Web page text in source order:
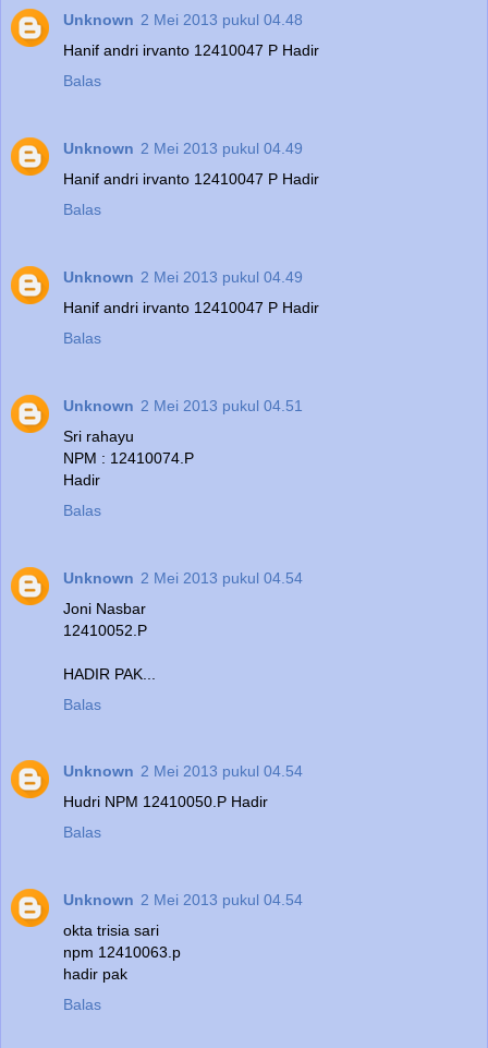
Unknown 2 Mei 2013 pukul 04.48
Hanif andri irvanto 12410047 P Hadir
Balas
Unknown 2 Mei 2013 pukul 04.49
Hanif andri irvanto 12410047 P Hadir
Balas
Unknown 2 Mei 2013 pukul 04.49
Hanif andri irvanto 12410047 P Hadir
Balas
Unknown 2 Mei 2013 pukul 04.51
Sri rahayu
NPM : 12410074.P
Hadir
Balas
Unknown 2 Mei 2013 pukul 04.54
Joni Nasbar
12410052.P
HADIR PAK...
Balas
Unknown 2 Mei 2013 pukul 04.54
Hudri NPM 12410050.P Hadir
Balas
Unknown 2 Mei 2013 pukul 04.54
okta trisia sari
npm 12410063.p
hadir pak
Balas